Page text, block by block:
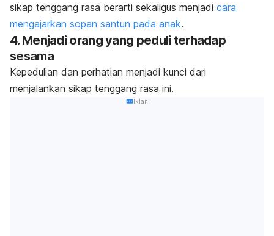
sikap tenggang rasa berarti sekaligus menjadi cara
mengajarkan sopan santun pada anak.
4. Menjadi orang yang peduli terhadap
sesama
Kepedulian dan perhatian menjadi kunci dari
menjalankan sikap tenggang rasa ini.
Iklan